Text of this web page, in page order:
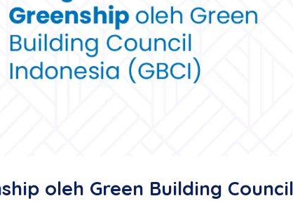
oleh Green Building Council